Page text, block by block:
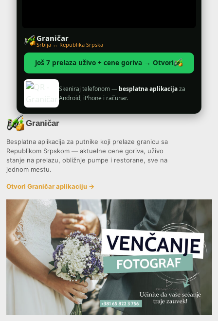
Graničar
Srbija ↔ Republika Srpska
Još 7 prelaza uživo + cene goriva → Otvori
Skeniraj telefonom — besplatna aplikacijaza
Android, iPhone i računar.
Graničar
Besplatna aplikacija za putnike koji prelaze granicu sa
Republikom Srpskom — aktuelne cene goriva, uživo
stanje na prelazu, obližnje pumpe i restorane, sve na
jednom mestu.
Otvori Graničar aplikaciju →